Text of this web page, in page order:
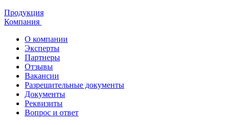
Продукция
Компания
О компании
Эксперты
Партнеры
Отзывы
Вакансии
Разрешительные документы
Документы
Реквизиты
Вопрос и ответ